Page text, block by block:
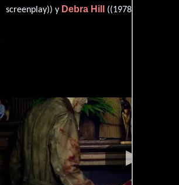
screenplay)) y Debra Hill ((1978 screenplay)).